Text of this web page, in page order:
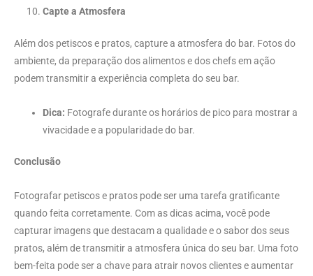
Capte a Atmosfera
Além dos petiscos e pratos, capture a atmosfera do bar. Fotos do
ambiente, da preparação dos alimentos e dos chefs em ação
podem transmitir a experiência completa do seu bar.
Dica: Fotografe durante os horários de pico para mostrar a
vivacidade e a popularidade do bar.
Conclusão
Fotografar petiscos e pratos pode ser uma tarefa gratificante
quando feita corretamente. Com as dicas acima, você pode
capturar imagens que destacam a qualidade e o sabor dos seus
pratos, além de transmitir a atmosfera única do seu bar. Uma foto
bem-feita pode ser a chave para atrair novos clientes e aumentar